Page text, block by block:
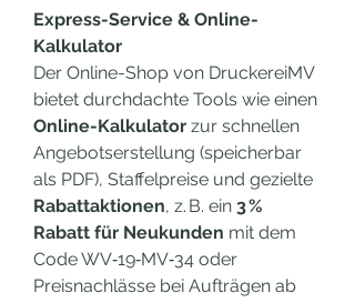
Express-Service & Online-
Kalkulator
Der Online-Shop von DruckereiMV
Online-Kalkulator zur schnellen
Angebotserstellung (speicherbar
Rabattaktionen, z. B. ein 3 %
Rabatt für Neukunden mit dem
Code WV‑19‑MV‑34 oder
Preisnachlässe bei Aufträgen ab